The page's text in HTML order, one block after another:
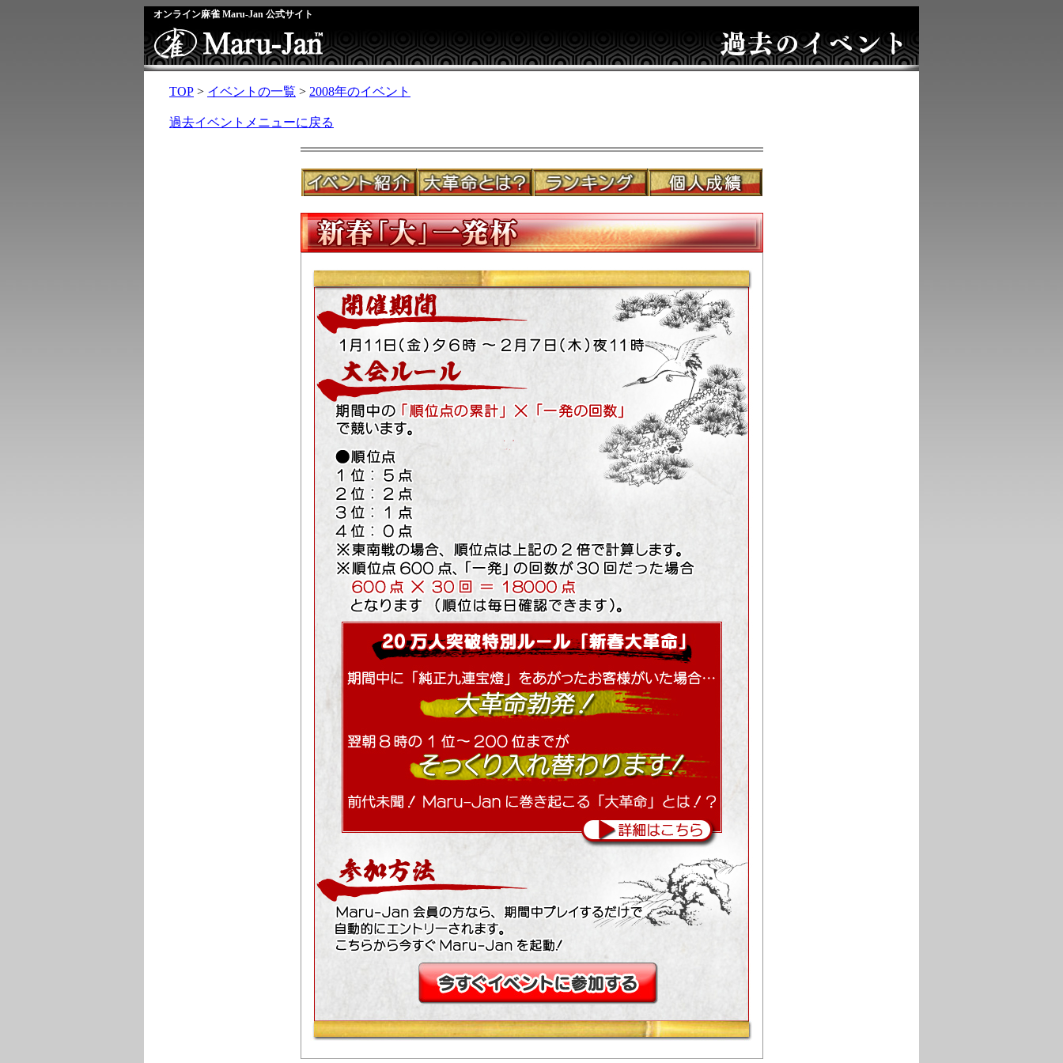
オンライン麻雀 Maru-Jan 公式サイト
TOP > イベントの一覧 > 2008年のイベント
過去イベントメニューに戻る